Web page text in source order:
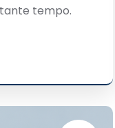
tempo.